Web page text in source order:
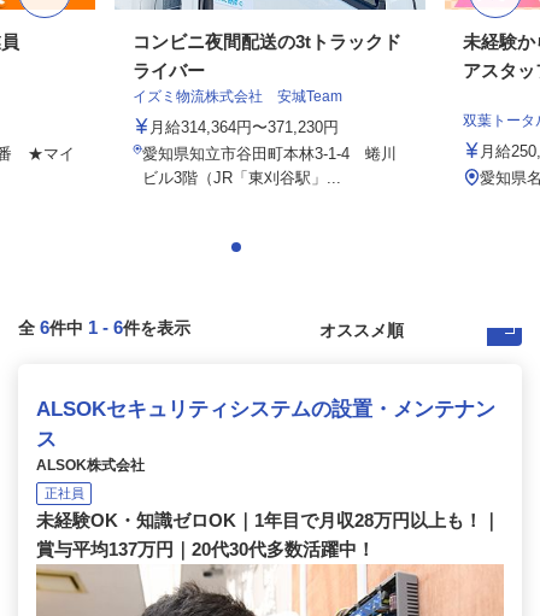
番 ★マイ
コンビニ夜間配送の3tトラックド
ライバー
イズミ物流株式会社 安城Team
月給314,364円〜371,230円
愛知県知立市谷田町本林3-1-4 蜷川
ビル3階（JR「東刈谷駅」...
未経験か
アスタッ
双葉トータ
月給
愛知県
全 6件中 1 - 6件を表示
ALSOKセキュリティシステムの設置・メンテナン
ス
ALSOK株式会社
正社員
未経験OK・知識ゼロOK｜1年目で月収28万円以上も！｜
賞与平均137万円｜20代30代多数活躍中！